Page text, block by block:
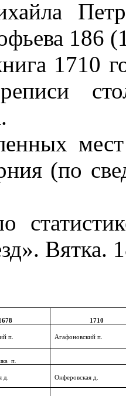
186
1710
(по
Вятка.
1710
п. Агафоновский п.
п.
д. Онферовская д.